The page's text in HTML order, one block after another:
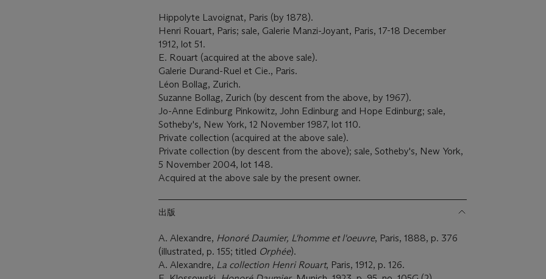
Hippolyte Lavoignat, Paris (by 1878).
Henri Rouart, Paris; sale, Galerie Manzi-Joyant, Paris, 17-18 December
1912, lot 51.
E. Rouart (acquired at the above sale).
Galerie Durand-Ruel et Cie., Paris.
Léon Bollag, Zurich.
Suzanne Bollag, Zurich (by descent from the above, by 1967).
Jo-Anne Edinburg Pinkowitz, John Edinburg and Hope Edinburg; sale,
Sotheby's, New York, 12 November 1987, lot 110.
Private collection (acquired at the above sale).
Private collection (by descent from the above); sale, Sotheby's, New York,
5 November 2004, lot 148.
Acquired at the above sale by the present owner.
出版
A. Alexandre, Honoré Daumier, L'homme et l'oeuvre, Paris, 1888, p. 376
(illustrated, p. 155; titled Orphée).
A. Alexandre, La collection Henri Rouart, Paris, 1912, p. 126.